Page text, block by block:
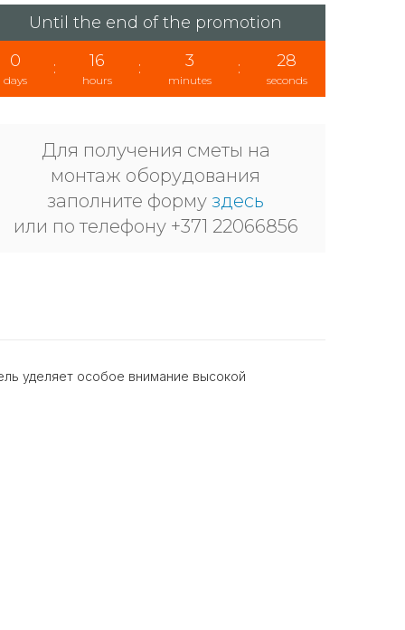
Until the end of the promotion
0
days
: 16
hours
: 3
minutes
: 27
seconds
Для получения сметы на
монтаж оборудования
заполните форму здесь
или по телефону +371 22066856
уделяет особое внимание высокой